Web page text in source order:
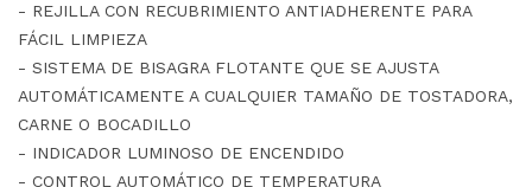
- REJILLA CON RECUBRIMIENTO ANTIADHERENTE PARA
FÁCIL LIMPIEZA
- SISTEMA DE BISAGRA FLOTANTE QUE SE AJUSTA
AUTOMÁTICAMENTE A CUALQUIER TAMAÑO DE TOSTADORA,
CARNE O BOCADILLO
- INDICADOR LUMINOSO DE ENCENDIDO
- CONTROL AUTOMÁTICO DE TEMPERATURA